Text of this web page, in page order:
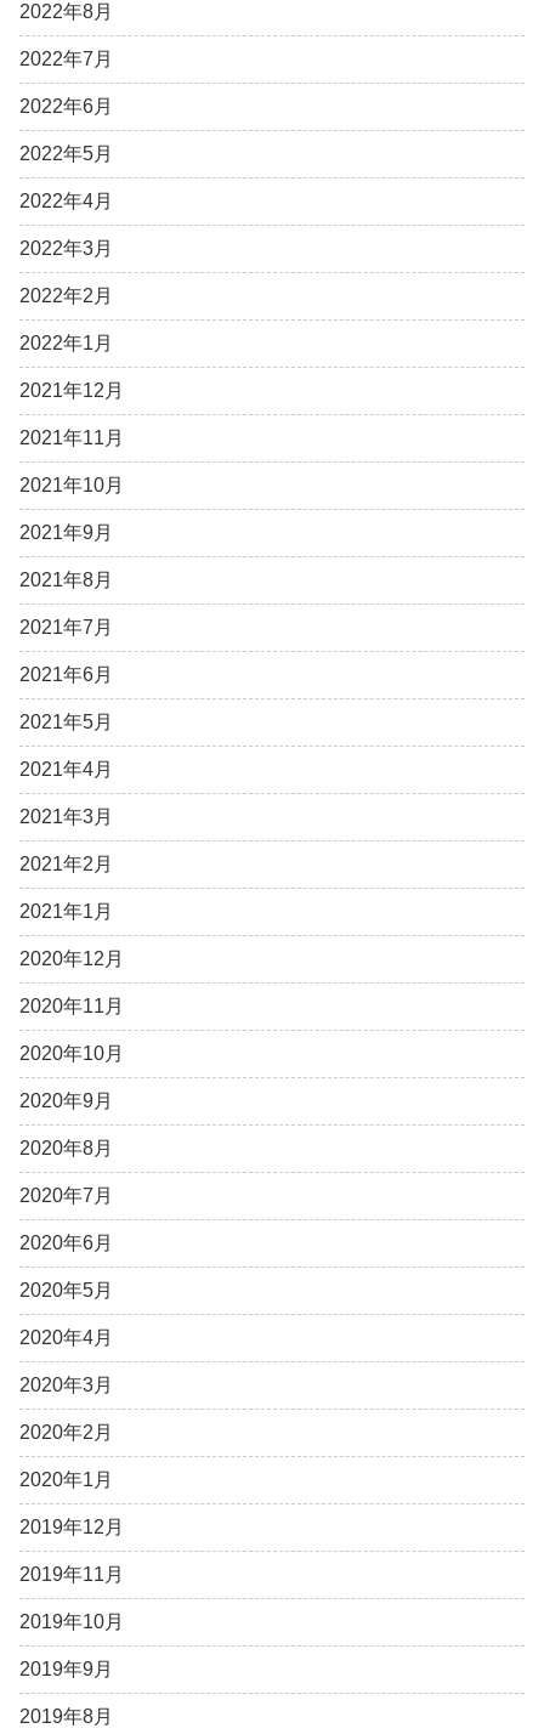
2022年8月
2022年7月
2022年6月
2022年5月
2022年4月
2022年3月
2022年2月
2022年1月
2021年12月
2021年11月
2021年10月
2021年9月
2021年8月
2021年7月
2021年6月
2021年5月
2021年4月
2021年3月
2021年2月
2021年1月
2020年12月
2020年11月
2020年10月
2020年9月
2020年8月
2020年7月
2020年6月
2020年5月
2020年4月
2020年3月
2020年2月
2020年1月
2019年12月
2019年11月
2019年10月
2019年9月
2019年8月